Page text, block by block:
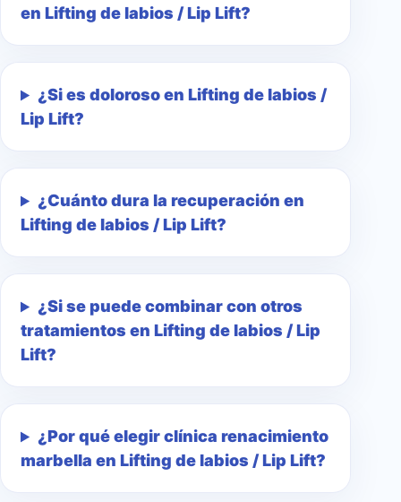
en Lifting de labios / Lip Lift?
¿Si es doloroso en Lifting de labios /
Lip Lift?
¿Cuánto dura la recuperación en
Lifting de labios / Lip Lift?
¿Si se puede combinar con otros
tratamientos en Lifting de labios / Lip
Lift?
¿Por qué elegir clínica renacimiento
marbella en Lifting de labios / Lip Lift?